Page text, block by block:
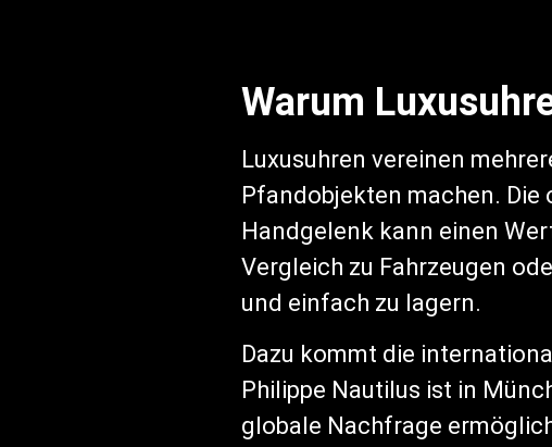
Warum
Luxusuhren vereinen
Pfandobjekten machen.
Handgelenk kann einen
Vergleich zu Fahrzeugen
und einfach zu lagern.
Dazu kommt die
Philippe Nautilus ist in
globale Nachfrage